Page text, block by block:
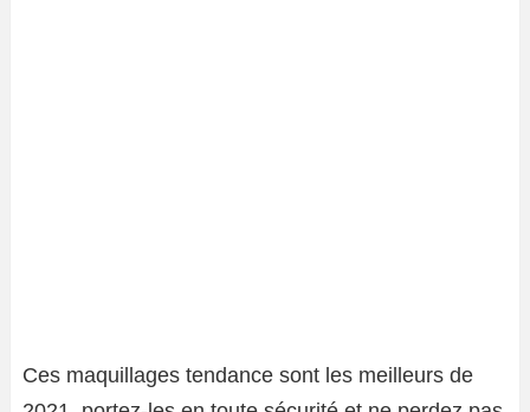
Ces maquillages tendance sont les meilleurs de